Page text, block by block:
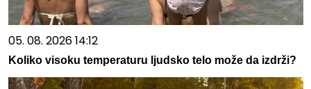
05. 08. 2026 14:12
Koliko visoku temperaturu ljudsko telo može da izdrži?